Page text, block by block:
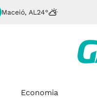
Maceió, AL 24°
Economia